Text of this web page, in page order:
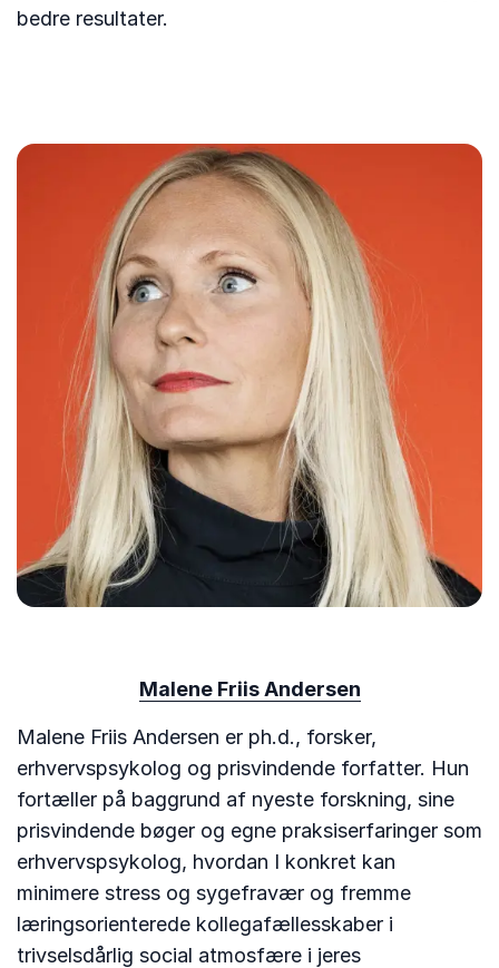
bedre resultater.
Malene Friis Andersen
Malene Friis Andersen er ph.d., forsker,
erhvervspsykolog og prisvindende forfatter. Hun
fortæller på baggrund af nyeste forskning, sine
prisvindende bøger og egne praksiserfaringer som
erhvervspsykolog, hvordan I konkret kan
minimere stress og sygefravær og fremme
læringsorienterede kollegafællesskaber i
trivselsdårlig social atmosfære i jeres